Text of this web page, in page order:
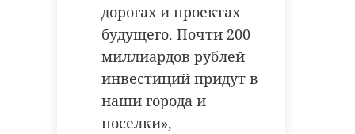
дорогах и проектах
будущего. Почти 200
миллиардов рублей
инвестиций придут в
наши города и
поселки»,